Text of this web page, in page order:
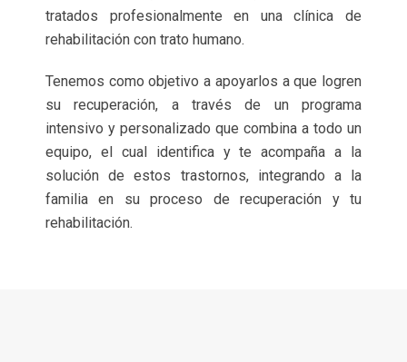
tratados profesionalmente en una clínica de
rehabilitación con trato humano.
Tenemos como objetivo a apoyarlos a que logren
su recuperación, a través de un programa
intensivo y personalizado que combina a todo un
equipo, el cual identifica y te acompaña a la
solución de estos trastornos, integrando a la
familia en su proceso de recuperación y tu
rehabilitación.